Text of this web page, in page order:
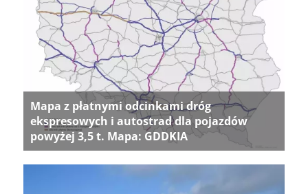
Mapa z płatnymi odcinkami dróg
ekspresowych i autostrad dla pojazdów
powyżej 3,5 t. Mapa: GDDKIA